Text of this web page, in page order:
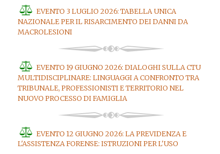
EVENTO 3 LUGLIO 2026: TABELLA UNICA
NAZIONALE PER IL RISARCIMENTO DEI DANNI DA
MACROLESIONI
EVENTO 19 GIUGNO 2026: DIALOGHI SULLA CTU
MULTIDISCIPLINARE: LINGUAGGI A CONFRONTO TRA
TRIBUNALE, PROFESSIONISTI E TERRITORIO NEL
NUOVO PROCESSO DI FAMIGLIA
EVENTO 12 GIUGNO 2026: LA PREVIDENZA E
L'ASSISTENZA FORENSE: ISTRUZIONI PER L'USO